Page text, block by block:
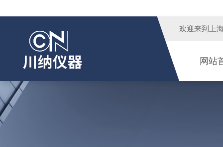
欢迎来到 上
网站